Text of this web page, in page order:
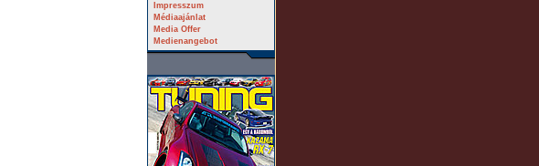
Impresszum
Médiaajánlat
Media Offer
Medienangebot